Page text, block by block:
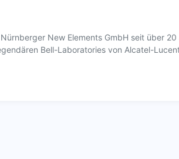
New Elements GmbH seit über
Bell-Laboratories von Alcatel-